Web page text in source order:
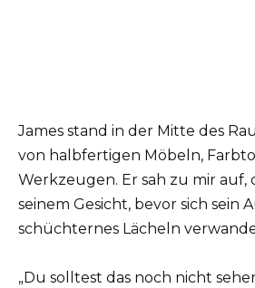
James stand in der Mitte des
von halbfertigen Möbeln,
Werkzeugen. Er sah zu mir auf,
seinem Gesicht, bevor sich sein
schüchternes Lächeln
„Du solltest das noch nicht